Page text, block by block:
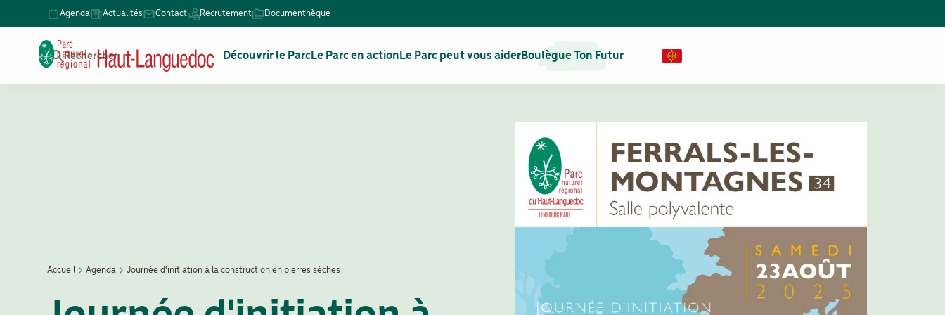
au
contenu
principal
Navigation
Découvrir le ParcLe Parc en actionLe Parc peut vous aiderBoulègue Ton Futur
Rechercher
Secondaire
Agenda Actualités Contact Recrutement Documenthèque
d'Ariane
Accueil Agenda Journée d'initiation à la construction en pierres sèches